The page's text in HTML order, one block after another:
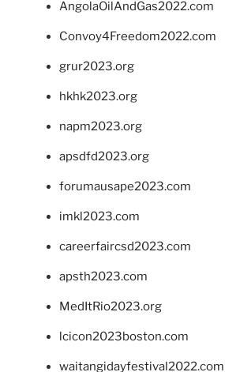
AngolaOilAndGas2022.com
Convoy4Freedom2022.com
grur2023.org
hkhk2023.org
napm2023.org
apsdfd2023.org
forumausape2023.com
imkl2023.com
careerfaircsd2023.com
apsth2023.com
MedItRio2023.org
lcicon2023boston.com
waitangidayfestival2022.com